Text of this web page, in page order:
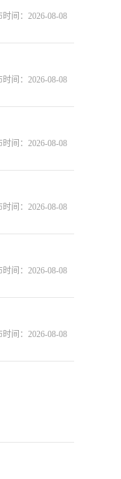
间： 2026-08-08
间： 2026-08-08
间： 2026-08-08
间： 2026-08-08
间： 2026-08-08
间： 2026-08-08